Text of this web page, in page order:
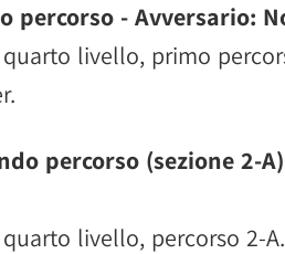
percorso - Avversario:
livello, primo
percorso (sezione 2-
livello, percorso 2-A.